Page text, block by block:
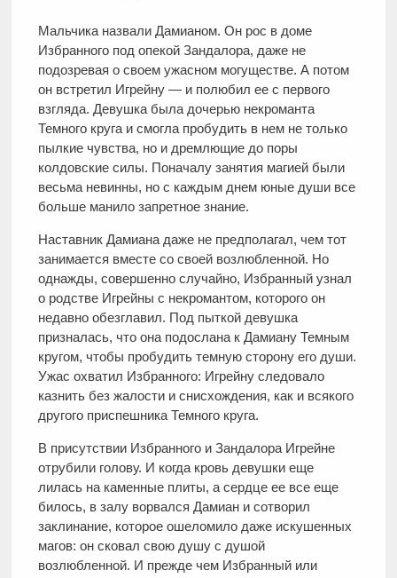
Мальчика назвали Дамианом. Он рос в доме
Избранного под опекой Зандалора, даже не
подозревая о своем ужасном могуществе. А потом
он встретил Игрейну — и полюбил ее с первого
взгляда. Девушка была дочерью некроманта
Темного круга и смогла пробудить в нем не только
пылкие чувства, но и дремлющие до поры
колдовские силы. Поначалу занятия магией были
весьма невинны, но с каждым днем юные души все
больше манило запретное знание.
Наставник Дамиана даже не предполагал, чем тот
занимается вместе со своей возлюбленной. Но
однажды, совершенно случайно, Избранный узнал
о родстве Игрейны с некромантом, которого он
недавно обезглавил. Под пыткой девушка
призналась, что она подослана к Дамиану Темным
кругом, чтобы пробудить темную сторону его души.
Ужас охватил Избранного: Игрейну следовало
казнить без жалости и снисхождения, как и всякого
другого приспешника Темного круга.
В присутствии Избранного и Зандалора Игрейне
отрубили голову. И когда кровь девушки еще
лилась на каменные плиты, а сердце ее все еще
билось, в залу ворвался Дамиан и сотворил
заклинание, которое ошеломило даже искушенных
магов: он сковал свою душу с душой
возлюбленной. И прежде чем Избранный или